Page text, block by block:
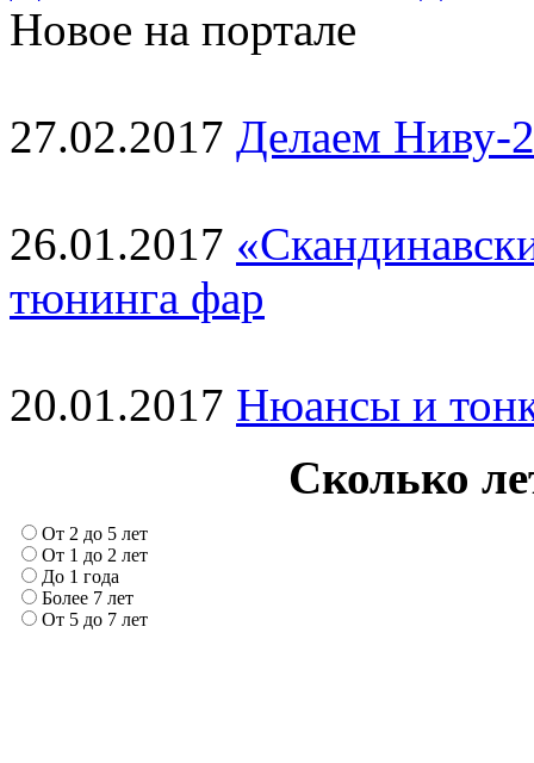
Новое на портале
27.02.2017 Делаем Ниву-
26.01.2017
тюнинга фар
20.01.2017 Нюансы и
Сколько
От 2 до 5 лет
От 1 до 2 лет
До 1 года
Более 7 лет
От 5 до 7 лет